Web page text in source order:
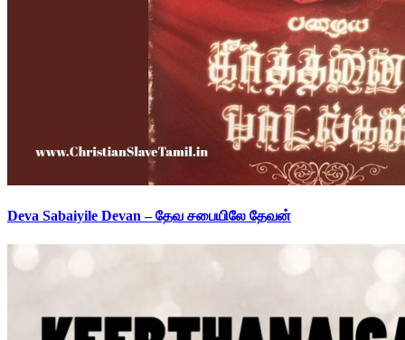
Deva Sabaiyile Devan – தேவ சபையிலே தேவன்